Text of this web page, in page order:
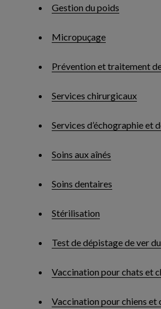
Gestion du poids
Micropuçage
Prévention et traitement
Services chirurgicaux
Services d’échographie et
Soins aux aînés
Soins dentaires
Stérilisation
Test de dépistage de ver
Vaccination pour chats et
Vaccination pour chiens et